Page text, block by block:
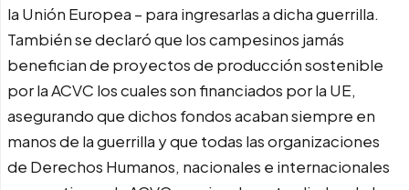
la Unión Europea – para ingresarlas a dicha guerrilla.
También se declaró que los campesinos jamás
benefician de proyectos de producción sostenible
por la ACVC los cuales son financiados por la UE,
asegurando que dichos fondos acaban siempre en
manos de la guerrilla y que todas las organizaciones
de Derechos Humanos, nacionales e internacionales